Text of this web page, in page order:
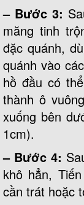
– Bước 3:
măng tinh
đặc quánh,
quánh vào
hồ đầu có
thành ô
xuống bên
1cm).
– Bước 4:
khô hẳn,
cần trát hoặc